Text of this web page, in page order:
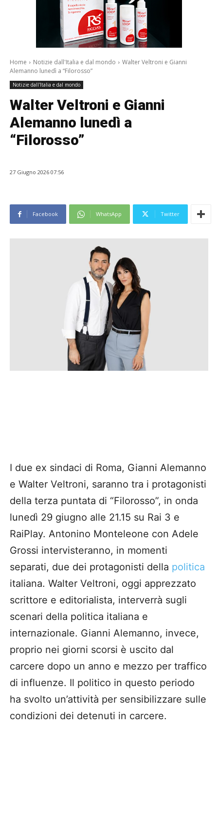
Home Notizie dall'Italia e dal mondo
Walter Veltroni e Gianni
Alemanno lunedì a “Filorosso”
Notizie dall'Italia e dal mondo
Walter Veltroni e Gianni
Alemanno lunedì a
“Filorosso”
27 Giugno 2026 07:56
Facebook WhatsApp Twitter
I due ex sindaci di Roma, Gianni Alemanno
e Walter Veltroni, saranno tra i protagonisti
della terza puntata di “Filorosso”, in onda
lunedì 29 giugno alle 21.15 su Rai 3 e
RaiPlay. Antonino Monteleone con Adele
Grossi intervisteranno, in momenti
separati, due dei protagonisti della politica
italiana. Walter Veltroni, oggi apprezzato
scrittore e editorialista, interverrà sugli
scenari della politica italiana e
internazionale. Gianni Alemanno, invece,
proprio nei giorni scorsi è uscito dal
carcere dopo un anno e mezzo per traffico
di influenze. Il politico in questo periodo
ha svolto un’attività per sensibilizzare sulle
condizioni dei detenuti in carcere.